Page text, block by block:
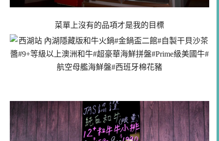
菜單上沒有的品項才是我的目標